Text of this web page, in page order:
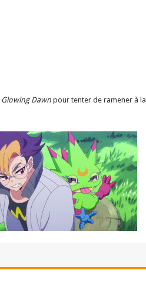
Glowing Dawnpour tenter de ramener à la